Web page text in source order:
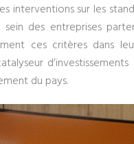
interventions sur les
des entreprises
ces critères dans
du pays.